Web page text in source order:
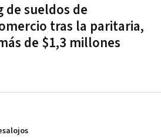
de sueldos de
tras la paritaria,
de $1,3 millones